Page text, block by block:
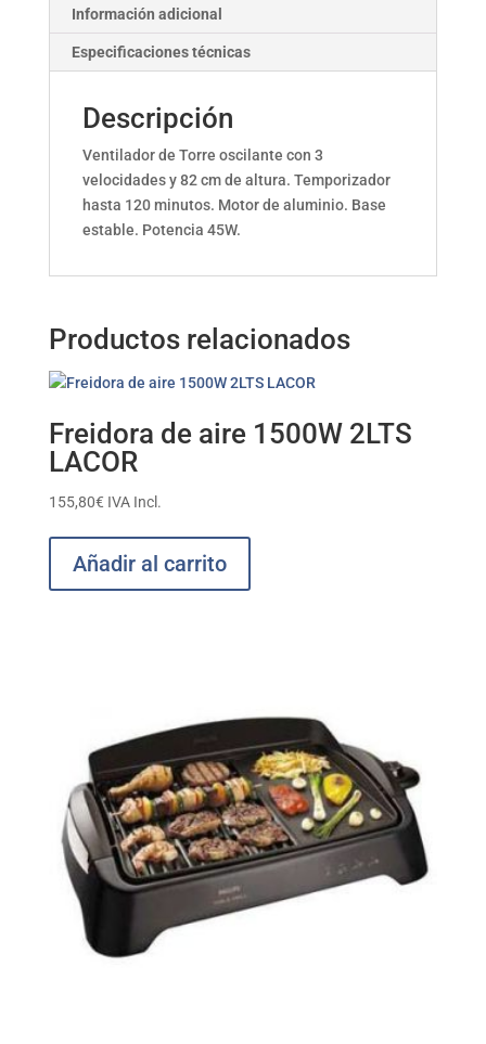
Información adicional
Especificaciones técnicas
Descripción
Ventilador de Torre oscilante con 3
velocidades y 82 cm de altura. Temporizador
hasta 120 minutos. Motor de aluminio. Base
estable. Potencia 45W.
Productos relacionados
Freidora de aire 1500W 2LTS
LACOR
155,80€ IVA Incl.
Añadir al carrito